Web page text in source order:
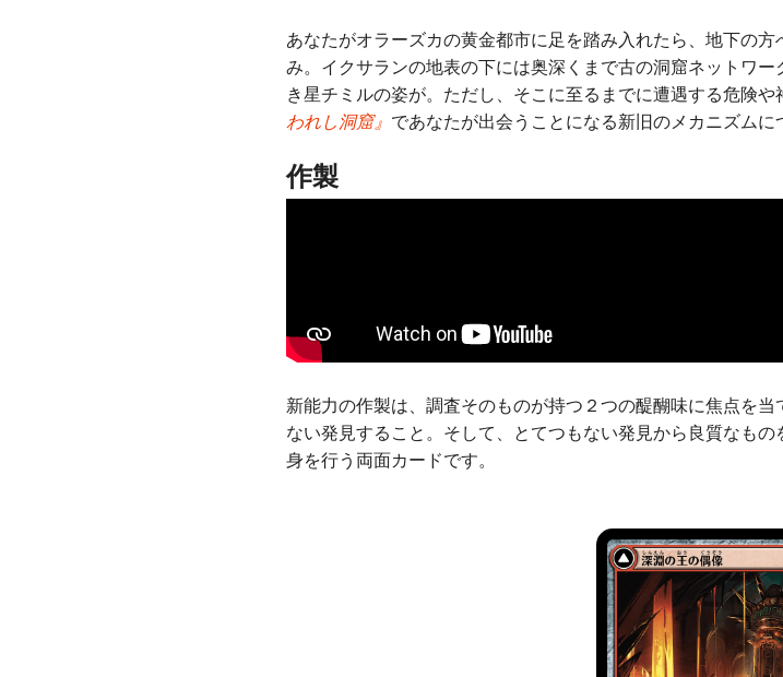
あなたがオラーズカの黄金都市に足を踏み入れたら、地下の
み。イクサランの地表の下には奥深くまで古の洞窟ネットワ
き星チミルの姿が。ただし、そこに至るまでに遭遇する危険や
われし洞窟』 であなたが出会うことになる新旧のメカニズム
作製
新能力の作製は、調査そのものが持つ２つの醍醐味に焦点を
ない発見すること。そして、とてつもない発見から良質なも
身を行う両面カードです。